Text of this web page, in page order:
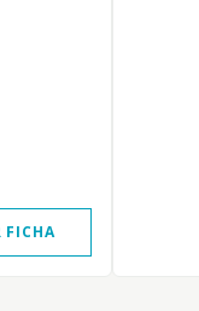
FICHA